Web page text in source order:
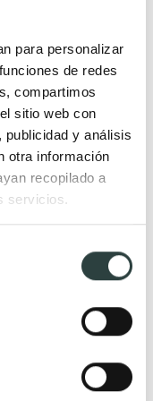
para personalizar
de redes
compartimos
sitio web con
y análisis
otra información
recopilado a
servicios.
pequeños
a medida
encastrados
suspendidos
dobles